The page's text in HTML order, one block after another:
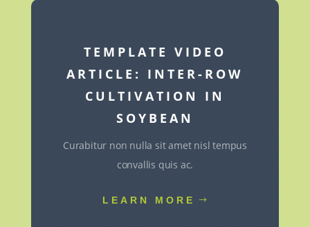
TEMPLATE VIDEO
ARTICLE: INTER-ROW
CULTIVATION IN
SOYBEAN
Curabitur non nulla sit amet nisl tempus
convallis quis ac.
LEARN MORE